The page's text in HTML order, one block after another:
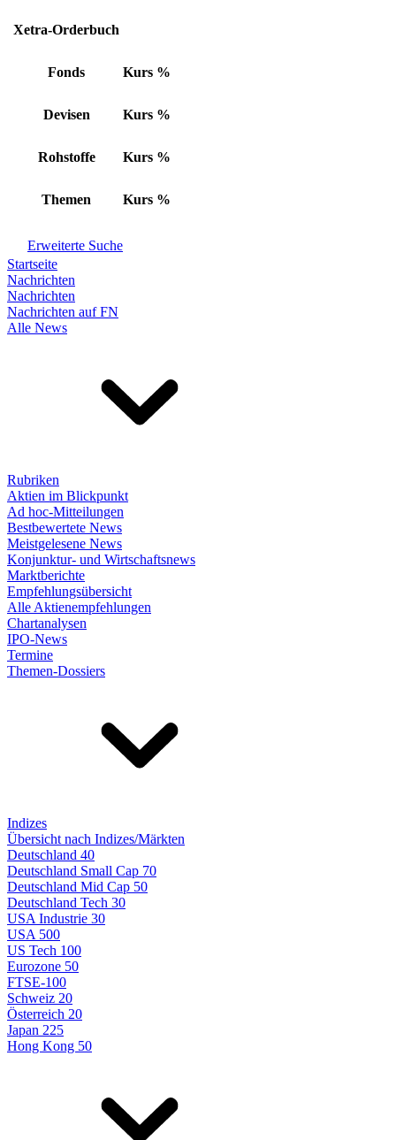
Xetra-Orderbuch
Fonds Kurs %
Devisen Kurs %
Rohstoffe Kurs %
Themen Kurs %
Erweiterte Suche
Startseite
Nachrichten
Nachrichten
Nachrichten auf FN
Alle News
Rubriken
Aktien im Blickpunkt
Ad hoc-Mitteilungen
Bestbewertete News
Meistgelesene News
Konjunktur- und Wirtschaftsnews
Marktberichte
Empfehlungsübersicht
Alle Aktienempfehlungen
Chartanalysen
IPO-News
Termine
Themen-Dossiers
Indizes
Übersicht nach Indizes/Märkten
Deutschland 40
Deutschland Small Cap 70
Deutschland Mid Cap 50
Deutschland Tech 30
USA Industrie 30
USA 500
US Tech 100
Eurozone 50
FTSE-100
Schweiz 20
Österreich 20
Japan 225
Hong Kong 50